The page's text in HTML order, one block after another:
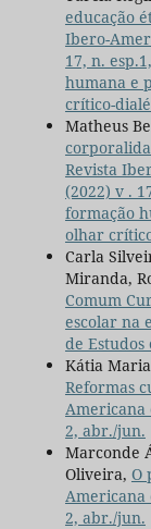
educação
Ibero-
17, n.
humana e
crítico-
Matheus
Revista
(2022) v .
formação
olhar
Carla
Miranda,
Comum
escolar na
de Estudos
Kátia
Reformas
Americana
2, abr./jun.
Marconde
Oliveira, O
Americana
2, abr./jun.